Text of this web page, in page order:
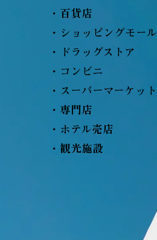
・百貨店
・ショッピングモール
・ドラッグストア
・コンビニ
・スーパーマーケット
・専門店
・ホテル売店
・観光施設